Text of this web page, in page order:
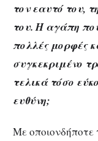
τον εαυτό του,
του. Η αγάπη
πολλές μορφές
συγκεκριμένο
τελικά τόσο
ευθύνη;
Με οποιονδήποτε